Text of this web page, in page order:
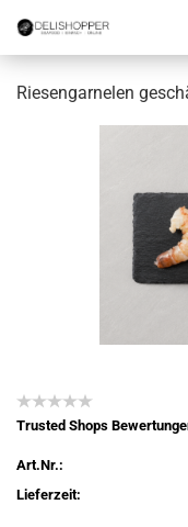
Riesengarnelen
Trusted Shops
Art.Nr.:
Lieferzeit: